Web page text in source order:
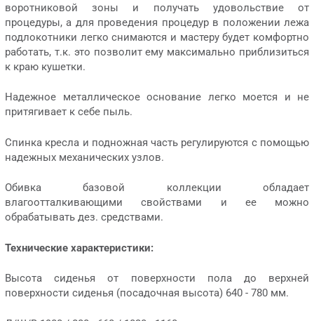
воротниковой зоны и получать удовольствие от
процедуры, а для проведения процедур в положении лежа
подлокотники легко снимаются и мастеру будет комфортно
работать, т.к. это позволит ему максимально приблизиться
к краю кушетки.
Надежное металлическое основание легко моется и не
притягивает к себе пыль.
Спинка кресла и подножная часть регулируются с помощью
надежных механических узлов.
Обивка базовой коллекции обладает
влагоотталкивающими свойствами и ее можно
обрабатывать дез. средствами.
Технические характеристики:
Высота сиденья от поверхности пола до верхней
поверхности сиденья (посадочная высота) 640 - 780 мм.